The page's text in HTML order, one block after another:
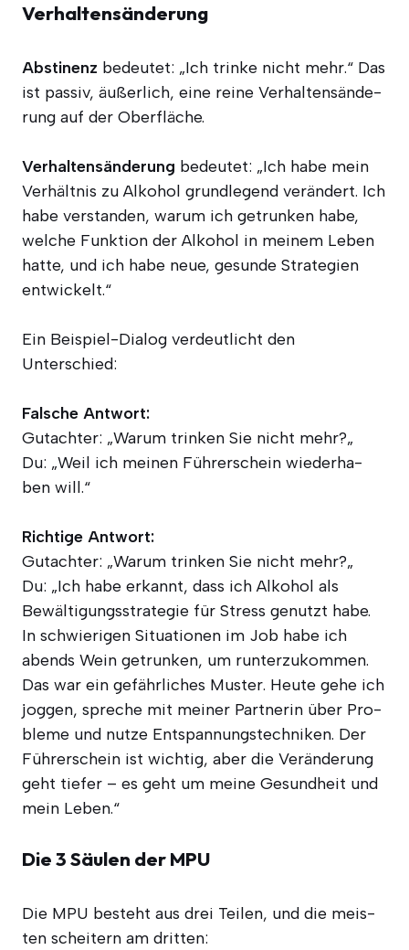
Verhaltensänderung
Abs­ti­nenz bedeu­tet: „Ich trin­ke nicht mehr.“ Das
ist pas­siv, äußer­lich, eine rei­ne Ver­hal­tens­än­de­
rung auf der Oberfläche.
Ver­hal­tens­än­de­rung bedeu­tet: „Ich habe mein
Ver­hält­nis zu Alko­hol grund­le­gend ver­än­dert. Ich
habe ver­stan­den, war­um ich getrun­ken habe,
wel­che Funk­ti­on der Alko­hol in mei­nem Leben
hat­te, und ich habe neue, gesun­de Stra­te­gien
entwickelt.“
Ein Bei­spiel-Dia­log ver­deut­licht den
Unterschied:
Fal­sche Ant­wort:
Gut­ach­ter: „War­um trin­ken Sie nicht mehr?„
Du: „Weil ich mei­nen Füh­rer­schein wie­der­ha­
ben will.“
Rich­ti­ge Ant­wort:
Gut­ach­ter: „War­um trin­ken Sie nicht mehr?„
Du: „Ich habe erkannt, dass ich Alko­hol als
Bewäl­ti­gungs­stra­te­gie für Stress genutzt habe.
In schwie­ri­gen Situa­tio­nen im Job habe ich
abends Wein getrun­ken, um run­ter­zu­kom­men.
Das war ein gefähr­li­ches Mus­ter. Heu­te gehe ich
jog­gen, spre­che mit mei­ner Part­ne­rin über Pro­
ble­me und nut­ze Ent­span­nungs­tech­ni­ken. Der
Füh­rer­schein ist wich­tig, aber die Ver­än­de­rung
geht tie­fer – es geht um mei­ne Gesund­heit und
mein Leben.“
Die 3 Säulen der MPU
Die MPU besteht aus drei Tei­len, und die meis­
ten schei­tern am dritten: